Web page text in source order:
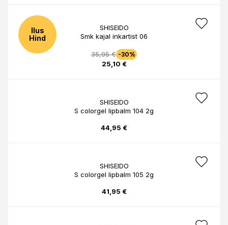
Ilus
Hind
SHISEIDO
Smk kajal inkartist 06
35,95 € -30%
25,10 €
SHISEIDO
S colorgel lipbalm 104 2g
44,95 €
SHISEIDO
S colorgel lipbalm 105 2g
41,95 €